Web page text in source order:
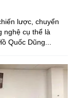
lược, chuyển
nghệ cụ thể là
Quốc Dũng...